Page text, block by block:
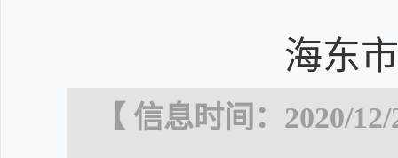
海东
【 信息时间：2020/